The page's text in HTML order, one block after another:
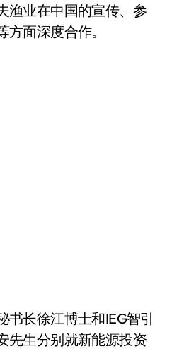
渔业在中国的宣传、参
面深度合作。
书长徐江博士和IEG智引
先生分别就新能源投资